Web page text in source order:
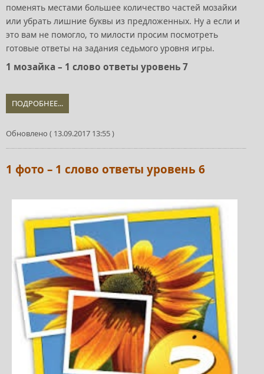
поменять местами большее количество частей мозайки
или убрать лишние буквы из предложенных. Ну а если и
это вам не помогло, то милости просим посмотреть
готовые ответы на задания седьмого уровня игры.
1 мозайка – 1 слово ответы уровень 7
ПОДРОБНЕЕ...
Обновлено ( 13.09.2017 13:55 )
1 фото – 1 слово ответы уровень 6